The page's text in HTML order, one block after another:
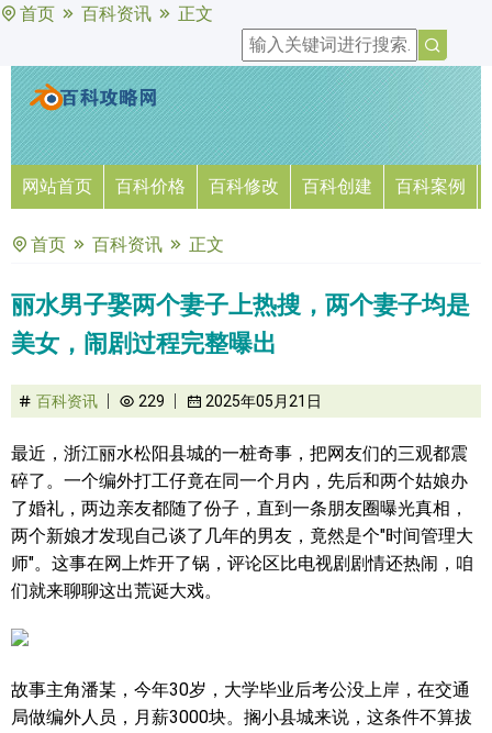
首页 百科资讯 正文
网站首页 百科价格 百科修改 百科创建 百科案例
首页 百科资讯 正文
丽水男子娶两个妻子上热搜，两个妻子均是
美女，闹剧过程完整曝出
百科资讯 229 2025年05月21日
最近，浙江丽水松阳县城的一桩奇事，把网友们的三观都震
碎了。一个编外打工仔竟在同一个月内，先后和两个姑娘办
了婚礼，两边亲友都随了份子，直到一条朋友圈曝光真相，
两个新娘才发现自己谈了几年的男友，竟然是个"时间管理大
师"。这事在网上炸开了锅，评论区比电视剧剧情还热闹，咱
们就来聊聊这出荒诞大戏。
故事主角潘某，今年30岁，大学毕业后考公没上岸，在交通
局做编外人员，月薪3000块。搁小县城来说，这条件不算拔